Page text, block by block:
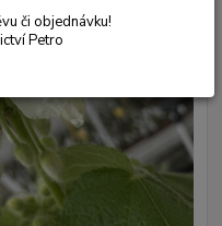
či objednávku!
Petro